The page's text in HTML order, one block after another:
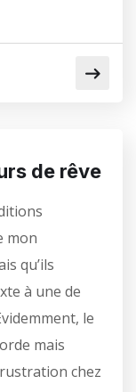
de rêve
mon
qu’ils
à une de
le
mais
chez